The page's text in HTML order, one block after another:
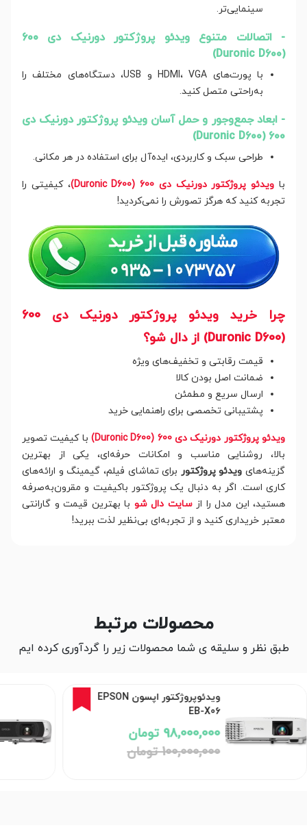
سینمایی‌تر.
- اتصالات متنوع ویدئو پروژکتور دورنیک دی 600
(Duronic D600)
با پورت‌های HDMI، VGA و USB، دستگاه‌های مختلف را
به‌راحتی متصل کنید.
- ابعاد جمع‌وجور و حمل آسان ویدئو پروژکتور دورنیک دی
600 (Duronic D600)
طراحی سبک و کاربردی، ایده‌آل برای استفاده در هر مکانی.
با ویدئو پروژکتور دورنیک دی 600 (Duronic D600)
، کیفیتی را
تجربه کنید که هرگز تصورش را نمی‌کردید!
چرا خرید ویدئو پروژکتور دورنیک دی 600
(Duronic D600) از دال شو؟
قیمت رقابتی و تخفیف‌های ویژه
ضمانت اصل بودن کالا
ارسال سریع و مطمئن
پشتیبانی تخصصی برای راهنمایی خرید
ویدئو پروژکتور دورنیک دی 600 (Duronic D600)
با کیفیت تصویر
بالا، روشنایی مناسب و امکانات حرفه‌ای، یکی از بهترین
گزینه‌های ویدئو پروژکتور برای تماشای فیلم، گیمینگ و ارائه‌های
کاری است. اگر به دنبال یک پروژکتور باکیفیت و مقرون‌به‌صرفه
هستید، این مدل را ازسایت دال شو با بهترین قیمت و گارانتی
معتبر خریداری کنید و از تجربه‌ای بی‌نظیر لذت ببرید!
محصولات مرتبط
طبق نظر و سلیقه ی شما محصولات زیر را گردآوری کرده ایم
ویدئوپروژکتور اپسون EPSON
EB-X06
98,000,000 تومان
100,000,000 تومان